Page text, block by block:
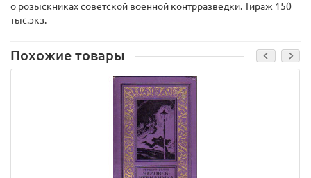
о розыскниках советской военной контрразведки. Тираж 150
тыс.экз.
Похожие товары